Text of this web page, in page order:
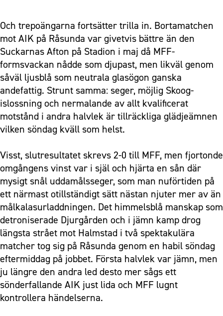
Och trepoängarna fortsätter trilla in. Bortamatchen
mot AIK på Råsunda var givetvis bättre än den
Suckarnas Afton på Stadion i maj då MFF-
formsvackan nådde som djupast, men likväl genom
såväl ljusblå som neutrala glasögon ganska
andefattig. Strunt samma: seger, möjlig Skoog-
islossning och nermalande av allt kvalificerat
motstånd i andra halvlek är tillräckliga glädjeämnen
vilken söndag kväll som helst.
Visst, slutresultatet skrevs 2-0 till MFF, men fjortonde
omgångens vinst var i själ och hjärta en sån där
mysigt snål uddamålsseger, som man nuförtiden på
ett närmast otillständigt sätt nästan njuter mer av än
målkalasurladdningen. Det himmelsblå manskap som
detroniserade Djurgården och i jämn kamp drog
längsta strået mot Halmstad i två spektakulära
matcher tog sig på Råsunda genom en habil söndag
eftermiddag på jobbet. Första halvlek var jämn, men
ju längre den andra led desto mer sågs ett
sönderfallande AIK just lida och MFF lugnt
kontrollera händelserna.